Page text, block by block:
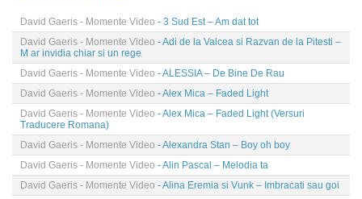
David Gaeris - Momente Video - 3 Sud Est – Am dat tot
David Gaeris - Momente Video - Adi de la Valcea si Razvan de la Pitesti –
M ar invidia chiar si un rege
David Gaeris - Momente Video - ALESSIA – De Bine De Rau
David Gaeris - Momente Video - Alex Mica – Faded Light
David Gaeris - Momente Video - Alex Mica – Faded Light (Versuri
Traducere Romana)
David Gaeris - Momente Video - Alexandra Stan – Boy oh boy
David Gaeris - Momente Video - Alin Pascal – Melodia ta
David Gaeris - Momente Video - Alina Eremia si Vunk – Imbracati sau goi